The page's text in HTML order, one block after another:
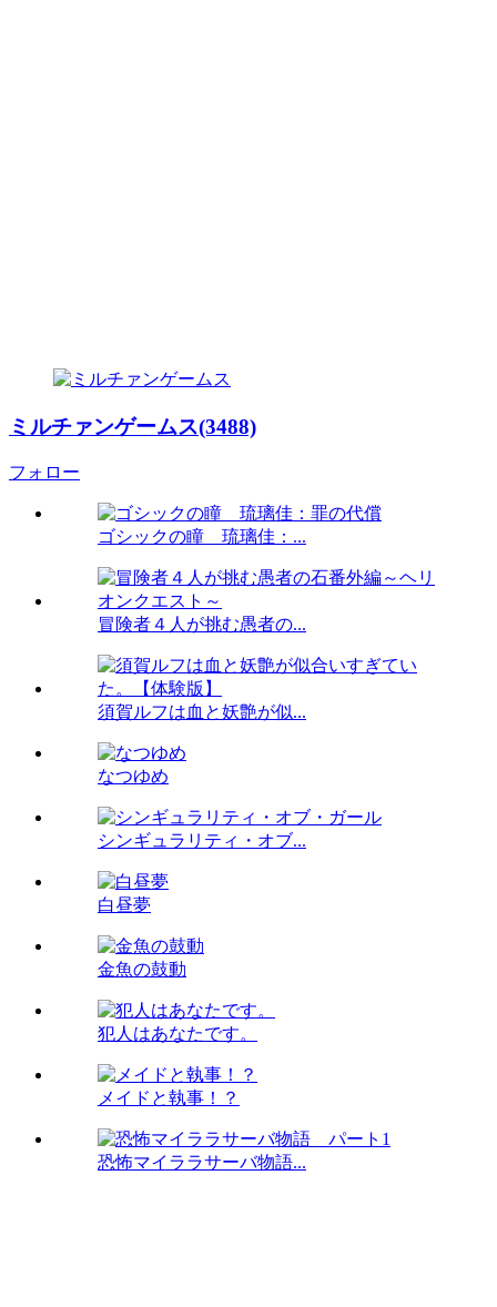
ミルチァンゲームス(3488)
フォロー
ゴシックの瞳 琉璃佳：...
冒険者４人が挑む愚者の...
須賀ルフは血と妖艶が似...
なつゆめ
シンギュラリティ・オブ...
白昼夢
金魚の鼓動
犯人はあなたです。
メイドと執事！？
恐怖マイララサーバ物語...